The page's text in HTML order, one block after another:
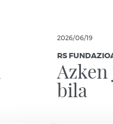
2026/06/19
RS
bila